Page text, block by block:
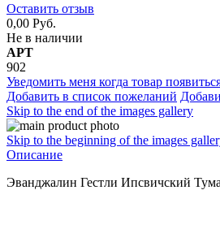
Оставить отзыв
0,00 Руб.
Не в наличии
АРТ
902
Уведомить меня когда товар
Добавить в список пожеланий
Skip to the end of the images gallery
Skip to the beginning of the images
Описание
Эванджалин Гестли Ипсвичский